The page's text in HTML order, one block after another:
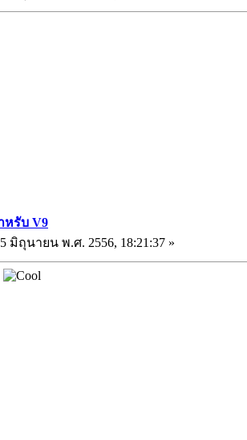
หรับ V9
มิถุนายน พ.ศ. 2556, 18:21:37 »